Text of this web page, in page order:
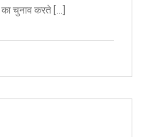
चुनाव करते […]